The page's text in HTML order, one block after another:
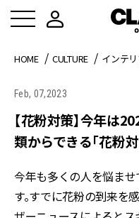
HOME CULTURE インテ
Feb, 07,2023
【花粉対策】今年は
類からできる「花粉
今年も多くの人を悩ませ
す。すでに花粉の到来を